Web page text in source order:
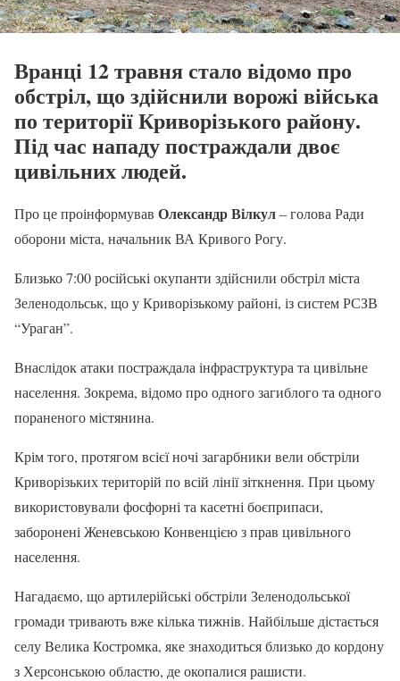
Вранці 12 травня стало відомо про
обстріл, що здійснили ворожі війська
по території Криворізького району.
Під час нападу постраждали двоє
цивільних людей.
Про це проінформував Олександр Вілкул– голова Ради
оборони міста, начальник ВА Кривого Рогу.
Близько 7:00 російські окупанти здійснили обстріл міста
Зеленодольськ, що у Криворізькому районі, із систем РСЗВ
“Ураган”.
Внаслідок атаки постраждала інфраструктура та цивільне
населення. Зокрема, відомо про одного загиблого та одного
пораненого містянина.
Крім того, протягом всієї ночі загарбники вели обстріли
Криворізьких територій по всій лінії зіткнення. При цьому
використовували фосфорні та касетні боєприпаси,
заборонені Женевською Конвенцією з прав цивільного
населення.
Нагадаємо, що артилерійські обстріли Зеленодольської
громади тривають вже кілька тижнів. Найбільше дістається
селу Велика Костромка, яке знаходиться близько до кордону
з Херсонською областю, де окопалися рашисти.